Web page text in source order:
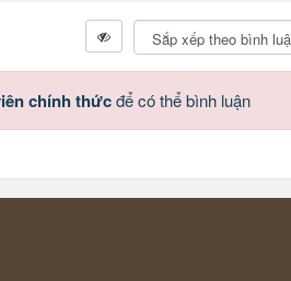
chính thứcđể có thể bình luận